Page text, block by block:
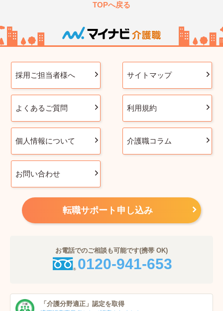
TOPへ戻る
採用ご担当者様へ サイトマップ
よくあるご質問 利用規約
個人情報について 介護職コラム
お問い合わせ
転職サポート申し込み
お電話でのご相談も可能です(携帯 OK)
0120-941-653
「介護分野適正」 認定を取得